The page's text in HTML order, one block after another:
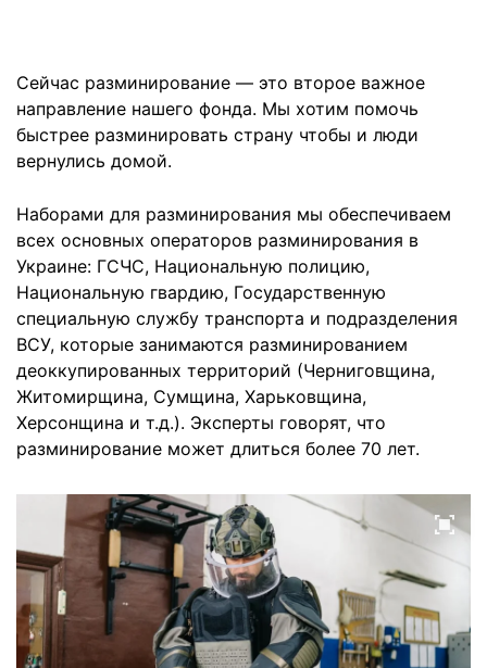
Сейчас разминирование — это второе важное
направление нашего фонда. Мы хотим помочь
быстрее разминировать страну чтобы и люди
вернулись домой.
Наборами для разминирования мы обеспечиваем
всех основных операторов разминирования в
Украине: ГСЧС, Национальную полицию,
Национальную гвардию, Государственную
специальную службу транспорта и подразделения
ВСУ, которые занимаются разминированием
деоккупированных территорий (Черниговщина,
Житомирщина, Сумщина, Харьковщина,
Херсонщина и т.д.). Эксперты говорят, что
разминирование может длиться более 70 лет.